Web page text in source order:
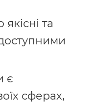
та
є
сферах,